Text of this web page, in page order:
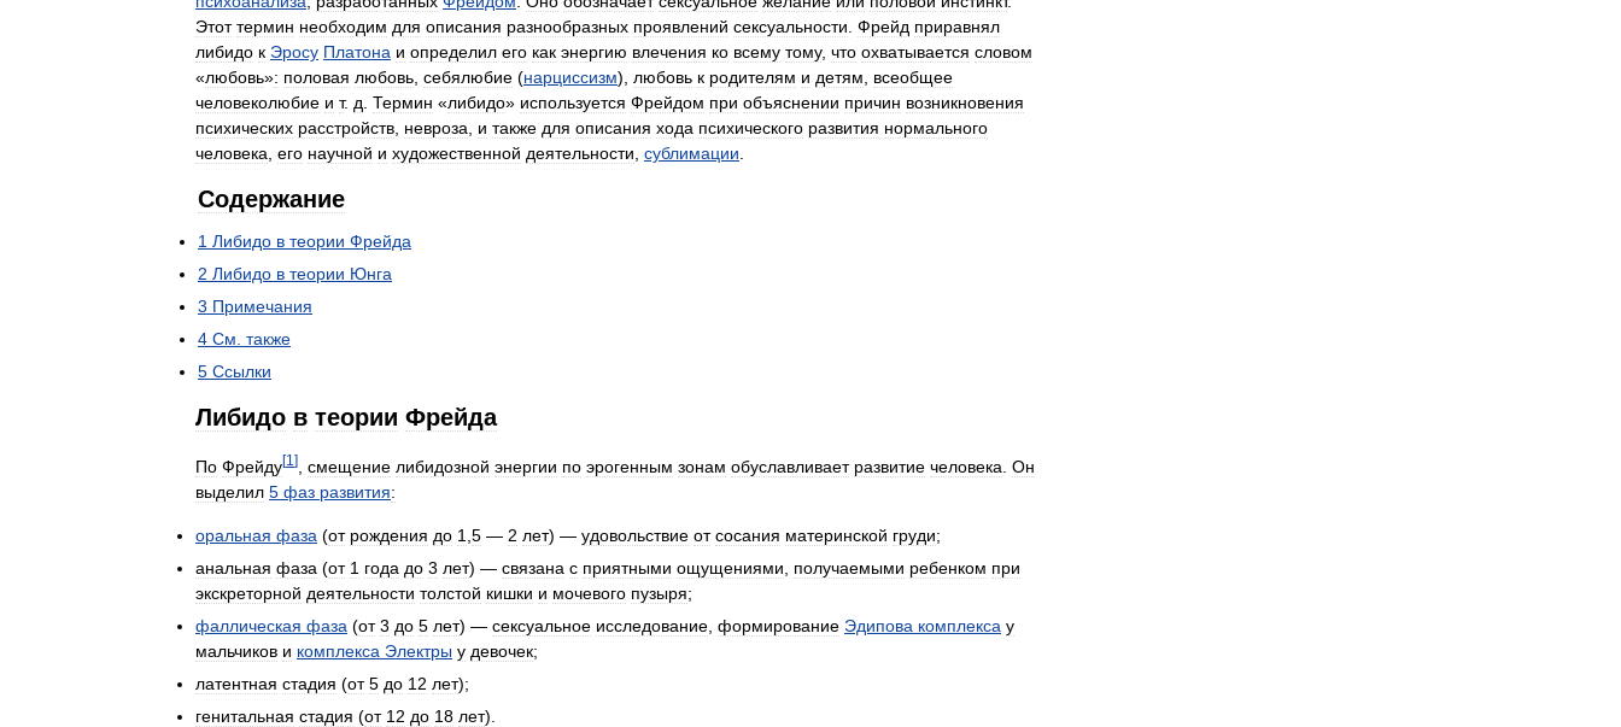
Этот термин необходим для описания разнообразных проявлений сексуальности Фрейд приравнял
либидо к Эросу Платона и определил его как энергию влечения ко всему тому, что охватывается словом
«любовь»: половая любовь себялюбие (нарциссизм), любовь к родителям и детям
всеобщее
человеколюбие и т. д Термин «либидо» используется Фрейдом при объяснении причин возникновения
психических расстройств невроза и также для описания хода психического развития нормального
человека его научной и художественной деятельности сублимации
Содержание
1 Либидо в теории Фрейда
2 Либидо в теории Юнга
3 Примечания
4 См также
5 Ссылки
Либидо в теории Фрейда
По Фрейду[1 ] смещение либидозной энергии по эрогенным зонам обуславливает развитие человека Он
выделил 5 фаз развития:
оральная фаза (от рождения до 1 5 — 2 лет) — удовольствие от сосания материнской груди;
анальная фаза (от 1 года до 3 лет) — связана с приятными ощущениями получаемыми ребенком при
экскреторной деятельности толстой кишки и мочевого пузыря;
фаллическая фаза (от 3 до 5 лет) — сексуальное исследование формирование Эдипова комплекса у
мальчиков и комплекса Электры у девочек;
латентная стадия (от 5 до 12 лет);
генитальная стадия (от 12 до 18 лет).